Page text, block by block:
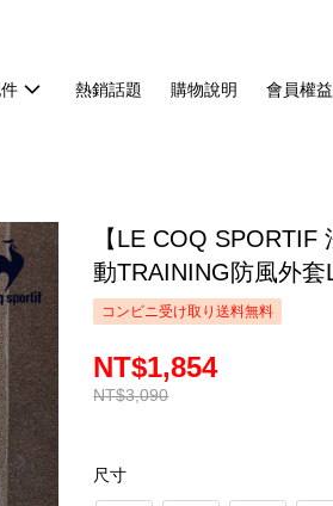
熱銷話題 購物說明 會員權益
【LE COQ
動TRAINING防風外套
コンビニ受け取り送料無料
NT$3,090
NT$1,854
尺寸